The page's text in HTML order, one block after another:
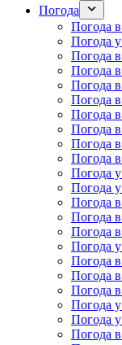
Погода
Погода
Погода
Погода в
Погода
Погода
Погода
Погода
Погода
Погода
Погода
Погода
Погода
Погода в
Погода
Погода
Погода
Погода
Погода
Погода
Погода
Погода
Погода